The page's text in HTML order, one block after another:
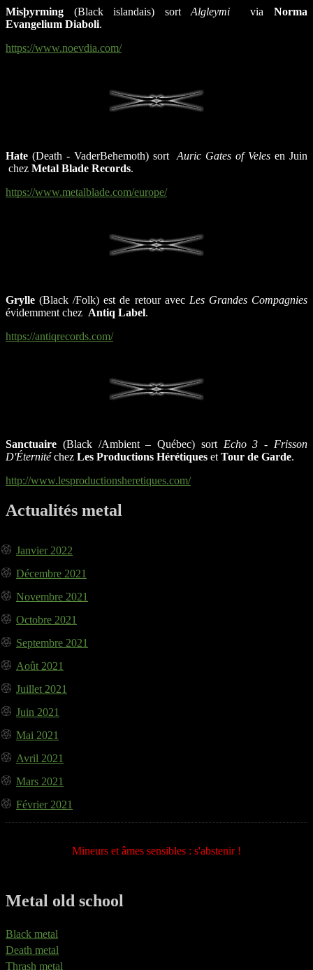
Misþyrming (Black islandais) sortAlgleymi viaNorma
Evangelium Diaboli.
https://www.noevdia.com/
Hate (Death - VaderBehemoth) sortAuric Gates of Velesen Juin
chez Metal Blade Records.
https://www.metalblade.com/europe/
Grylle(Black /Folk) est de retour avec Les Grandes Compagnies
évidemment chez Antiq Label.
https://antiqrecords.com/
Sanctuaire (Black /Ambient – Québec) sort Echo 3 - Frisson
D'Éternitéchez Les Productions Hérétiques et Tour de Garde.
http://www.lesproductionsheretiques.com/
Actualités metal
Janvier 2022
Décembre 2021
Novembre 2021
Octobre 2021
Septembre 2021
Août 2021
Juillet 2021
Juin 2021
Mai 2021
Avril 2021
Mars 2021
Février 2021
Mineurs et âmes sensibles : s'abstenir !
Metal old school
Black metal
Death metal
Thrash metal